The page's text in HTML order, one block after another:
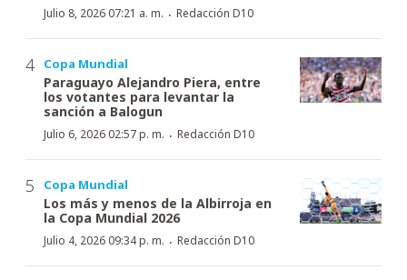
Julio 8, 2026 07:21 a. m. · Redacción D10
Copa Mundial
Paraguayo Alejandro Piera, entre
los votantes para levantar la
sanción a Balogun
Julio 6, 2026 02:57 p. m. · Redacción D10
Copa Mundial
Los más y menos de la Albirroja en
la Copa Mundial 2026
Julio 4, 2026 09:34 p. m. · Redacción D10